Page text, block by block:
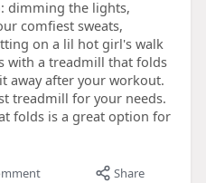
: dimming the lights,
comfiest sweats,
on a lil hot girl's walk
with a treadmill that folds
away after your workout.
treadmill for your needs.
folds is a great option for
Share